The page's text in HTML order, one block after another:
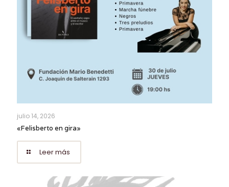
julio 14, 2026
«Felisberto en gira»
Leer más